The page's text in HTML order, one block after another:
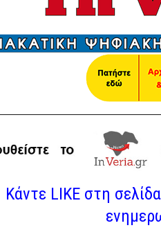
Κάντε LIKE στη